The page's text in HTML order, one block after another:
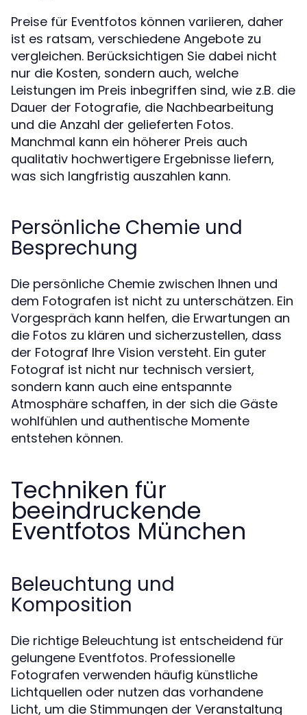
Preise für Eventfotos können variieren, daher
ist es ratsam, verschiedene Angebote zu
vergleichen. Berücksichtigen Sie dabei nicht
nur die Kosten, sondern auch, welche
Leistungen im Preis inbegriffen sind, wie z.B. die
Dauer der Fotografie, die Nachbearbeitung
und die Anzahl der gelieferten Fotos.
Manchmal kann ein höherer Preis auch
qualitativ hochwertigere Ergebnisse liefern,
was sich langfristig auszahlen kann.
Persönliche Chemie und
Besprechung
Die persönliche Chemie zwischen Ihnen und
dem Fotografen ist nicht zu unterschätzen. Ein
Vorgespräch kann helfen, die Erwartungen an
die Fotos zu klären und sicherzustellen, dass
der Fotograf Ihre Vision versteht. Ein guter
Fotograf ist nicht nur technisch versiert,
sondern kann auch eine entspannte
Atmosphäre schaffen, in der sich die Gäste
wohlfühlen und authentische Momente
entstehen können.
Techniken für
beeindruckende
Eventfotos München
Beleuchtung und
Komposition
Die richtige Beleuchtung ist entscheidend für
gelungene Eventfotos. Professionelle
Fotografen verwenden häufig künstliche
Lichtquellen oder nutzen das vorhandene
Licht, um die Stimmungen der Veranstaltung